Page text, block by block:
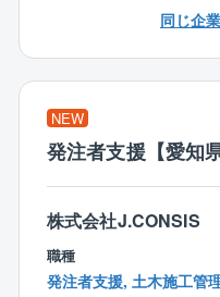
～700戸を供給してい
企画、基本プラン作成
から始まり、企画、設
ゆる工程に携われます。
また、各現場には事務
えるため、メリハリを
ます。
■就業環境：
・働きやすい環境づく
き方改革の1つとして
ワークスを導入していま
また、無理はさせず休
めに、担当案件が終わ
得することも可能です
同じ企
NEW
発注者支援【愛知
株式会社J.CONSIS
職種
発注者支援, 土木施工管